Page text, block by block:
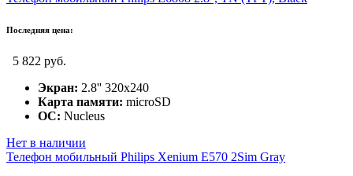
Последняя цена:
5 822 руб.
Экран: 2.8'' 320x240
Карта памяти: microSD
ОС: Nucleus
Нет в наличии
Телефон мобильный Philips Xenium E570 2Sim Gray